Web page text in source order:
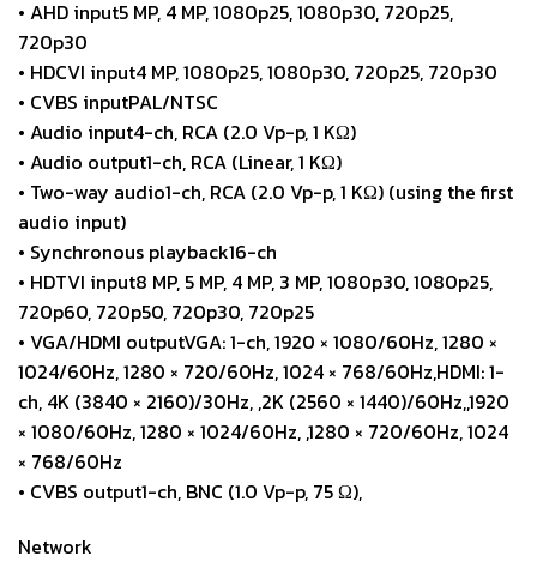
• AHD input5 MP, 4 MP, 1080p25, 1080p30, 720p25,
720p30
• HDCVI input4 MP, 1080p25, 1080p30, 720p25, 720p30
• CVBS inputPAL/NTSC
• Audio input4-ch, RCA (2.0 Vp-p, 1 KΩ)
• Audio output1-ch, RCA (Linear, 1 KΩ)
• Two-way audio1-ch, RCA (2.0 Vp-p, 1 KΩ) (using the first
audio input)
• Synchronous playback16-ch
• HDTVI input8 MP, 5 MP, 4 MP, 3 MP, 1080p30, 1080p25,
720p60, 720p50, 720p30, 720p25
• VGA/HDMI outputVGA: 1-ch, 1920 × 1080/60Hz, 1280 ×
1024/60Hz, 1280 × 720/60Hz, 1024 × 768/60Hz,HDMI: 1-
ch, 4K (3840 × 2160)/30Hz, ,2K (2560 × 1440)/60Hz,,1920
× 1080/60Hz, 1280 × 1024/60Hz, ,1280 × 720/60Hz, 1024
× 768/60Hz
• CVBS output1-ch, BNC (1.0 Vp-p, 75 Ω),
Network